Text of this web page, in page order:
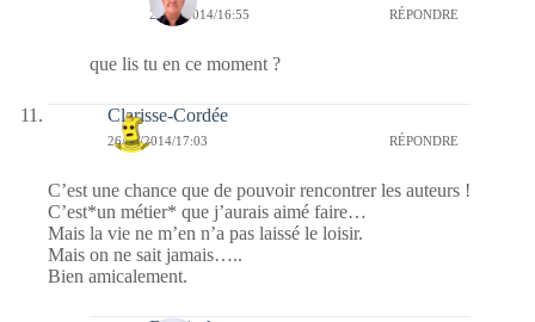
27/10/2014/16:55 RÉPONDRE
que lis tu en ce moment ?
Clarisse-Cordée
26/10/2014/17:03 RÉPONDRE
C’est une chance que de pouvoir rencontrer les auteurs !
C’est*un métier* que j’aurais aimé faire…
Mais la vie ne m’en n’a pas laissé le loisir.
Mais on ne sait jamais…..
Bien amicalement.